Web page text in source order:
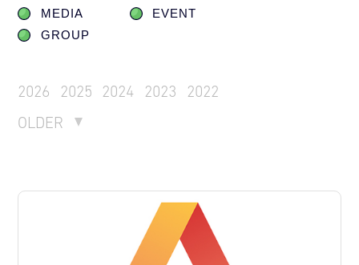
MEDIA
EVENT
GROUP
2026 2025 2024 2023
2022
OLDER